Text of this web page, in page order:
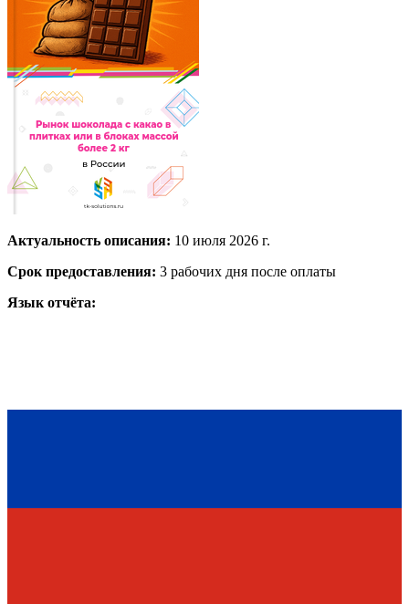
Актуальность описания: 10 июля 2026 г.
Срок предоставления: 3 рабочих дня после оплаты
Язык отчёта: